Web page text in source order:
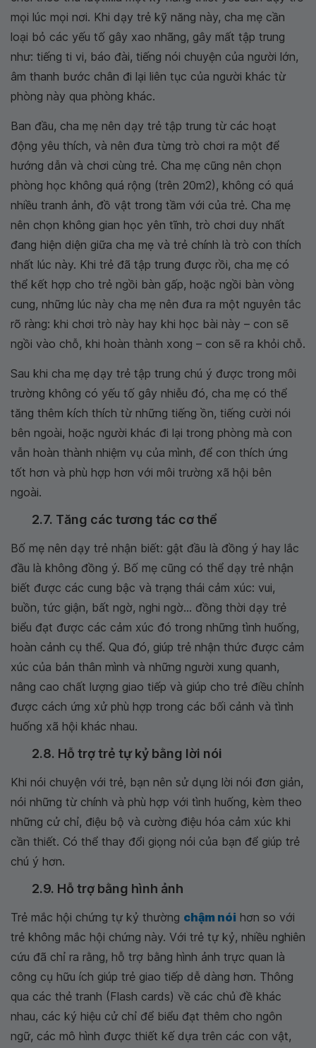
mọi lúc mọi nơi. Khi dạy trẻ kỹ năng này, cha mẹ cần
loại bỏ các yếu tố gây xao nhãng, gây mất tập trung
như: tiếng ti vi, báo đài, tiếng nói chuyện của người lớn,
âm thanh bước chân đi lại liên tục của người khác từ
phòng này qua phòng khác.
Ban đầu, cha mẹ nên dạy trẻ tập trung từ các hoạt
động yêu thích, và nên đưa từng trò chơi ra một để
hướng dẫn và chơi cùng trẻ. Cha mẹ cũng nên chọn
phòng học không quá rộng (trên 20m2), không có quá
nhiều tranh ảnh, đồ vật trong tầm với của trẻ. Cha mẹ
nên chọn không gian học yên tĩnh, trò chơi duy nhất
đang hiện diện giữa cha mẹ và trẻ chính là trò con thích
nhất lúc này. Khi trẻ đã tập trung được rồi, cha mẹ có
thể kết hợp cho trẻ ngồi bàn gấp, hoặc ngồi bàn vòng
cung, những lúc này cha mẹ nên đưa ra một nguyên tắc
rõ ràng: khi chơi trò này hay khi học bài này – con sẽ
ngồi vào chỗ, khi hoàn thành xong – con sẽ ra khỏi chỗ.
Sau khi cha mẹ dạy trẻ tập trung chú ý được trong môi
trường không có yếu tố gây nhiễu đó, cha mẹ có thể
tăng thêm kích thích từ những tiếng ồn, tiếng cười nói
bên ngoài, hoặc người khác đi lại trong phòng mà con
vẫn hoàn thành nhiệm vụ của mình, để con thích ứng
tốt hơn và phù hợp hơn với môi trường xã hội bên
ngoài.
2.7. Tăng các tương tác cơ thể
Bố mẹ nên dạy trẻ nhận biết: gật đầu là đồng ý hay lắc
đầu là không đồng ý. Bố mẹ cũng có thể dạy trẻ nhận
biết được các cung bậc và trạng thái cảm xúc: vui,
buồn, tức giận, bất ngờ, nghi ngờ... đồng thời dạy trẻ
biểu đạt được các cảm xúc đó trong những tình huống,
hoàn cảnh cụ thể. Qua đó, giúp trẻ nhận thức được cảm
xúc của bản thân mình và những người xung quanh,
nâng cao chất lượng giao tiếp và giúp cho trẻ điều chỉnh
được cách ứng xử phù hợp trong các bối cảnh và tình
huống xã hội khác nhau.
2.8. Hỗ trợ trẻ tự kỷ bằng lời nói
Khi nói chuyện với trẻ, bạn nên sử dụng lời nói đơn giản,
nói những từ chính và phù hợp với tình huống, kèm theo
những cử chỉ, điệu bộ và cường điệu hóa cảm xúc khi
cần thiết. Có thể thay đổi giọng nói của bạn để giúp trẻ
chú ý hơn.
2.9. Hỗ trợ bằng hình ảnh
Trẻ mắc hội chứng tự kỷ thường chậm nói hơn so với
trẻ không mắc hội chứng này. Với trẻ tự kỷ, nhiều nghiên
cứu đã chỉ ra rằng, hỗ trợ bằng hình ảnh trực quan là
công cụ hữu ích giúp trẻ giao tiếp dễ dàng hơn. Thông
qua các thẻ tranh (Flash cards) về các chủ đề khác
nhau, các ký hiệu cử chỉ để biểu đạt thêm cho ngôn
ngữ, các mô hình được thiết kế dựa trên các con vật,